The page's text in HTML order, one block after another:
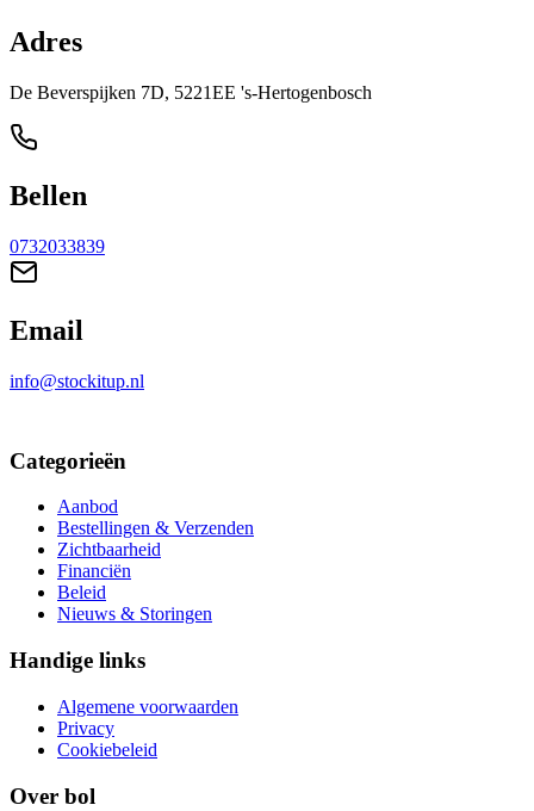
Adres
De Beverspijken 7D, 5221EE 's-Hertogenbosch
Bellen
0732033839
Email
info@stockitup.nl
Categorieën
Aanbod
Bestellingen & Verzenden
Zichtbaarheid
Financiën
Beleid
Nieuws & Storingen
Handige links
Algemene voorwaarden
Privacy
Cookiebeleid
Over bol